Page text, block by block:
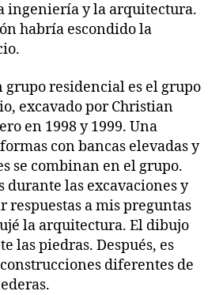
ingeniería y la arquitectura.
habría escondido la
grupo residencial es el grupo
excavado por Christian
en 1998 y 1999. Una
con bancas elevadas y
se combinan en el grupo.
durante las excavaciones y
respuestas a mis preguntas
la arquitectura. El dibujo
las piedras. Después, es
diferentes de